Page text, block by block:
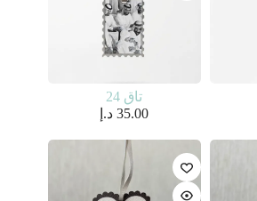
تاق 24
35.00 د.إ